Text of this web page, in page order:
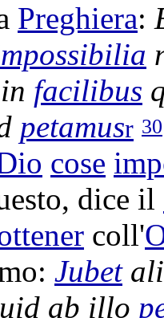
Preghiera:
facilibus
petamusr 30
cose
dice il
coll'
Jubet
ab illo